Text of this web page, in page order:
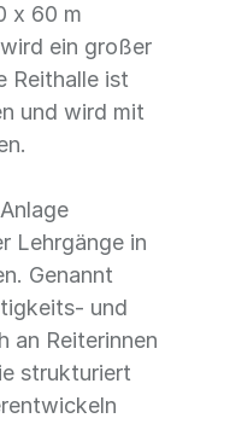
x 60 m
ein großer
Reithalle ist
und wird mit
Lehrgänge in
Genannt
und
an Reiterinnen
strukturiert